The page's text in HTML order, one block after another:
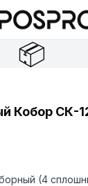
📦
Кобор СК-
(4